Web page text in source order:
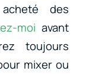
des
moi avant
toujours
mixer ou